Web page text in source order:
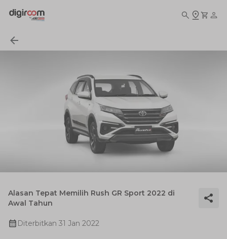
Alasan Tepat Memilih Rush GR Sport 2022 di
Awal Tahun
Diterbitkan 31 Jan 2022